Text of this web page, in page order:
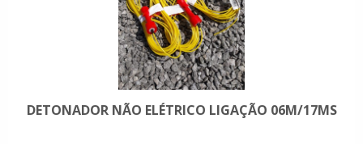
DETONADOR NÃO ELÉTRICO LIGAÇÃO 06M/17MS